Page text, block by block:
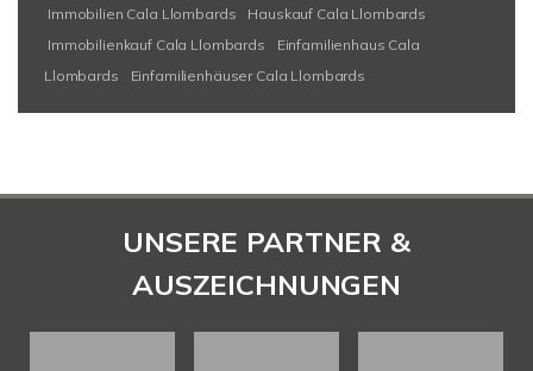
Immobilien Cala Llombards
Hauskauf Cala Llombards
Immobilienkauf Cala Llombards
Einfamilienhaus Cala
Llombards
Einfamilienhäuser Cala Llombards
UNSERE PARTNER &
AUSZEICHNUNGEN